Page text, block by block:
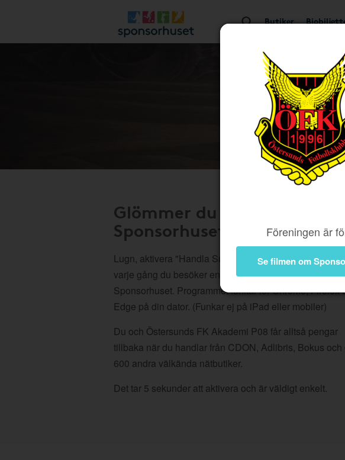
Butiker
Föreningen är
Se filmen om
Glömmer du av att handla
Sponsorhuset?
Lugn, aktivera "Handla Smart" på din dator, så
varje gång du besöker en butik som medverkar hos
Sponsorhuset. Programmet funkar för Chrome, Firefox
Edge på din dator. (Funkar ej på iPad eller mobiler)
Du och Östersunds FK Akademi P08 får alltså pengar
tillbaka när du handlar från CDON, Adlibris, Bokus och
600 andra välkända nätbutiker.
Det tar 5 sekunder att aktivera och är väldigt enkelt.